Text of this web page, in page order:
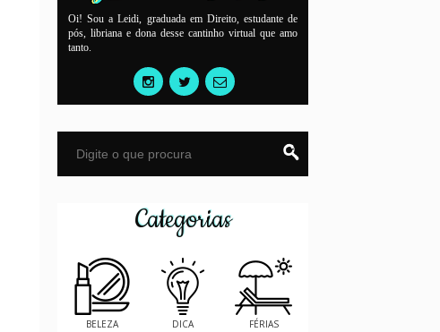
Oi! Sou a Leidi, graduada em Direito, estudante de
pós, libriana e dona desse cantinho virtual que amo
tanto.
Categorias
BELEZA DICA FÉRIAS